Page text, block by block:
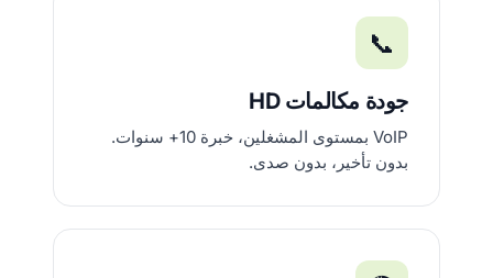
📞
جودة مكالمات HD
VoIP بمستوى المشغلين، خبرة 10+ سنوات.
بدون تأخير، بدون صدى.